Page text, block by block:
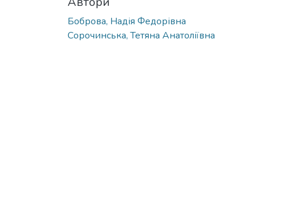
Боброва, Надія Федорівна
Сорочинська, Тетяна Анатоліївна